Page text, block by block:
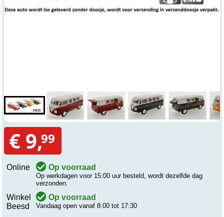
€ 9,99
Online Op voorraad
Op werkdagen voor 15:00 uur besteld, wordt dezelfde dag
verzonden.
Winkel
Beesd
Op voorraad
Vandaag open vanaf 8:00 tot 17:30